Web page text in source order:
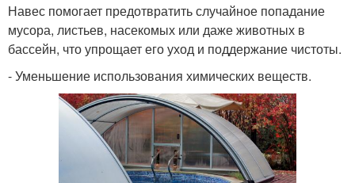
Навес помогает предотвратить случайное попадание
мусора, листьев, насекомых или даже животных в
бассейн, что упрощает его уход и поддержание чистоты.
- Уменьшение использования химических веществ.